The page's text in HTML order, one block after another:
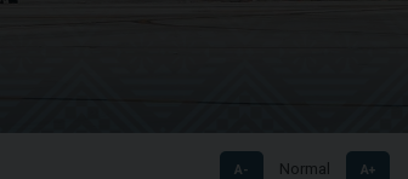
A- Normal A+